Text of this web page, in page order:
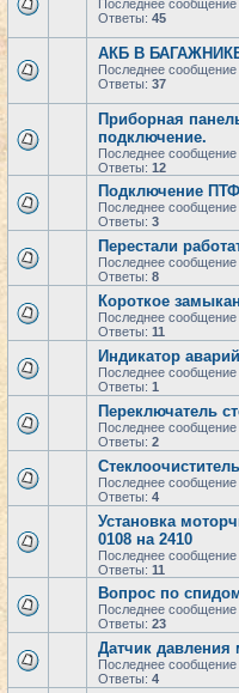
Последнее сообщение
Ответы: 45
АКБ В
Последнее сообщение
Ответы: 37
Приборная
подключение.
Последнее сообщение
Ответы: 12
Подключение
Последнее сообщение
Ответы: 3
Перестали
Последнее сообщение
Ответы: 8
Короткое
Последнее сообщение
Ответы: 11
Индикатор
Последнее сообщение
Ответы: 1
Переключатель
Последнее сообщение
Ответы: 2
Последнее сообщение
Ответы: 4
Установка
0108 на 2410
Последнее сообщение
Ответы: 11
Вопрос по
Последнее сообщение
Ответы: 23
Датчик давления
Последнее сообщение
Ответы: 4